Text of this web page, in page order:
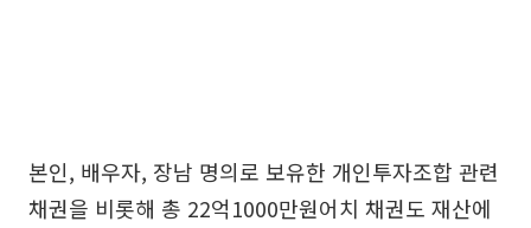
본인, 배우자, 장남 명의로 보유한 개인투자조합 관련
채권을 비롯해 총 22억1000만원어치 채권도 재산에